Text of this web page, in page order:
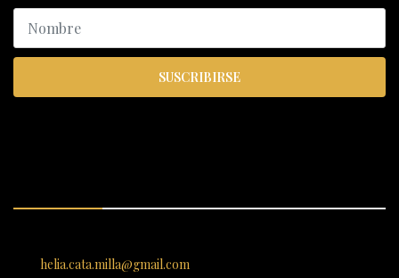
SUSCRIBIRSE
helia.cata.milla@gmail.com